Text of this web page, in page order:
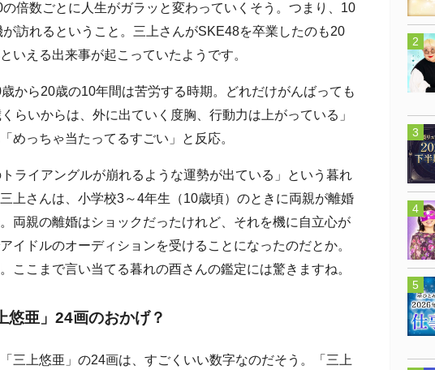
倍数ごとに人生がガラッと変わっていくそう。つまり、10
訪れるということ。三上さんがSKE48を卒業したのも20
いえる出来事が起こっていたようです。
から20歳の10年間は苦労する時期。どれだけがんばっても
らいからは、外に出ていく度胸、行動力は上がっている」
めっちゃ当たってるすごい」と反応。
ライアングルが崩れるような運勢が出ている」という暮れ
上さんは、小学校3～4年生（10歳頃）のときに両親が離婚
両親の離婚はショックだったけれど、それを機に自立心が
イドルのオーディションを受けることになったのだとか。
ここまで言い当てる暮れの酉さんの鑑定には驚きますね。
悠亜」24画のおかげ？
三上悠亜」の24画は、すごくいい数字なのだそう。「三上